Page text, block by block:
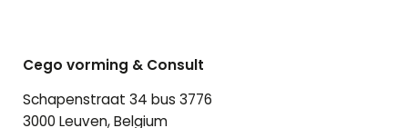
Cego vorming & Consult
Schapenstraat 34 bus 3776
3000 Leuven, Belgium